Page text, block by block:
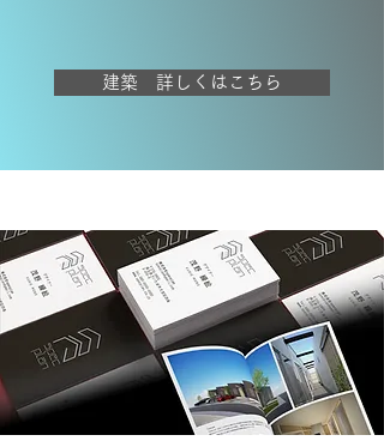
建築 詳しくはこちら